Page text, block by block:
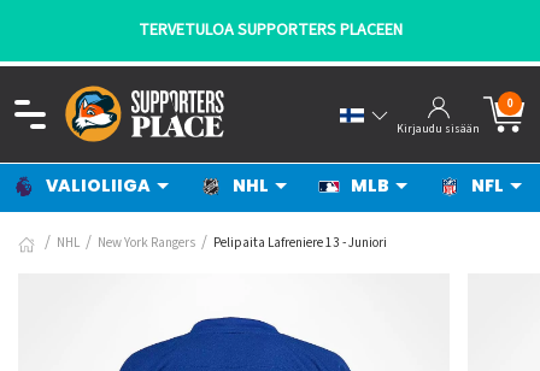
TERVETULOA SUPPORTERS PLACEEN
Kirjaudu sisään
0
VALIOLIIGA NHL MLB NFL
NHL New York Rangers Pelipaita Lafreniere 13 - Juniori